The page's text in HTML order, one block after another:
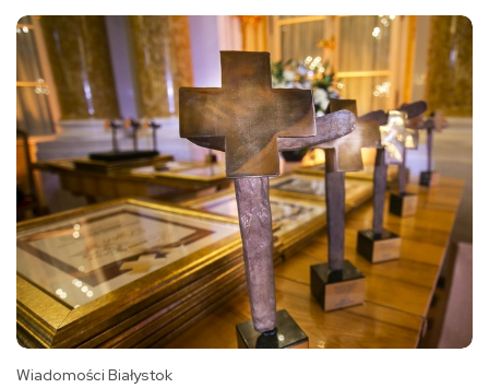
Wiadomości Białystok